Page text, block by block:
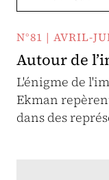
N°81 | AVRIL-
Autour de
L'énigme de
Ekman
dans des